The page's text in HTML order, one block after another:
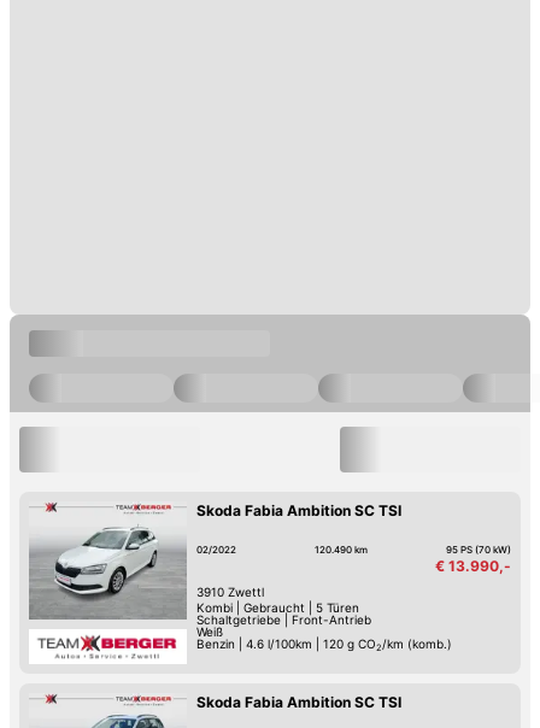
Skoda Fabia Ambition SC TSI
02/2022 120.490 km 95 PS (70 kW)
€ 13.990,-
3910 Zwettl
Kombi| Gebraucht
5 Türen
Schaltgetriebe|
Front-Antrieb
Weiß
Benzin
4.6 l/100km 120 g CO2 /km (komb.)
Skoda Fabia Ambition SC TSI